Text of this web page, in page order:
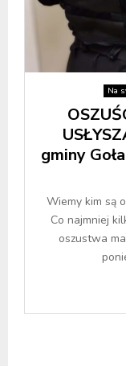
Na
gminy
Wiemy kim są
Co najmniej
oszustwa